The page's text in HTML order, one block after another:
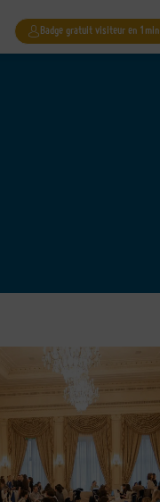
Badge gratuit visiteur en 1min